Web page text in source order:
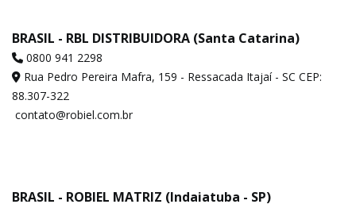
BRASIL - RBL DISTRIBUIDORA (Santa Catarina)
0800 941 2298
Rua Pedro Pereira Mafra, 159 - Ressacada Itajaí - SC CEP:
88.307-322
contato@robiel.com.br
BRASIL - ROBIEL MATRIZ (Indaiatuba - SP)